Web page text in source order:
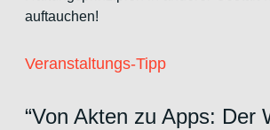
auftauchen!
Veranstaltungs-Tipp
“Von Akten zu Apps: Der